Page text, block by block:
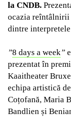
la CNDB.
ocazia reîntâlnirii
dintre
”8 days a week”
prezentat în
Kaaitheater
echipa artistică
Coțofană, Maria
Bandlien și